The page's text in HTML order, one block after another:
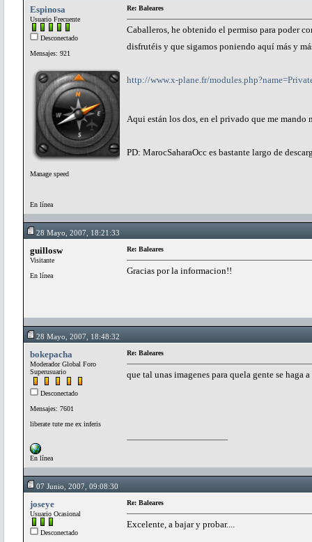
Espinosa
Usuario Frecuente
Desconectado
Mensajes: 921
Manage speed
En línea
Re: Baleares
Caballeros, he obtenido el permiso para poder
disfrutéis y que sigamos poniendo aquí más y
http://www.x-plane.fr/
Aqui están los dos, en el privado que me
PD: MarocSaharaOcc es bastante largo de
28 Mayo, 2007, 18:21:33
guillosw
Visitante
En línea
Re: Baleares
Gracias por la informacion!!
28 Mayo, 2007, 18:48:32
bokepacha
Moderador Global Foro
Superusuario
Desconectado
Mensajes: 7601
liberate tute me ex inferis
En línea
Re: Baleares
que tal unas imagenes para quela gente se haga
07 Junio, 2007, 09:08:30
joseye
Usuario Ocasional
Desconectado
Re: Baleares
Excelente, a bajar y probar....